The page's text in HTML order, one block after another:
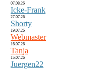
07.08.26
Icke-Frank
27.07.26
Shorty
19.07.26
Webmaster
16.07.26
Tanja
15.07.26
Juergen22